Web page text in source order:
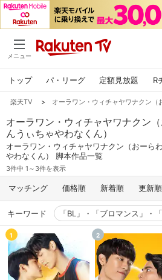
メニュー
トップ パ・リーグ 定額見放題 R
楽天TV > オーラワン・ウィチャヤワナクン（
オーラワン・ウィチャヤワナクン
んうぃちゃやわなくん）
オーラワン・ウィチャヤワナクン（おーら
やわなくん） 脚本作品一覧
3件中 1～3件を表示
マッチング 価格順 新着順 更新順
キーワード 「BL」・「ブロマンス」・
1 2